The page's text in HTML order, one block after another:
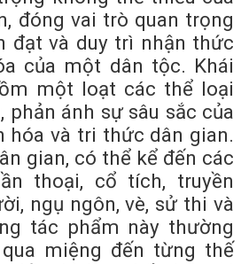
đóng vai trò quan trọng
đạt và duy trì nhận thức
của một dân tộc. Khái
một loạt các thể loại
phản ánh sự sâu sắc của
hóa và tri thức dân gian.
gian, có thể kể đến các
thoại, cổ tích, truyền
ngụ ngôn, vè, sử thi và
tác phẩm này thường
miệng đến từng thế